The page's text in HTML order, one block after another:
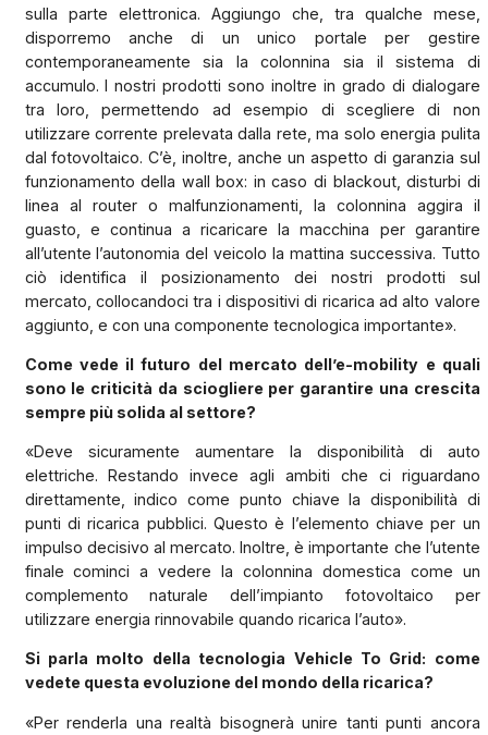
sulla parte elettronica. Aggiungo che, tra qualche mese,
disporremo anche di un unico portale per gestire
contemporaneamente sia la colonnina sia il sistema di
accumulo. I nostri prodotti sono inoltre in grado di dialogare
tra loro, permettendo ad esempio di scegliere di non
utilizzare corrente prelevata dalla rete, ma solo energia pulita
dal fotovoltaico. C’è, inoltre, anche un aspetto di garanzia sul
funzionamento della wall box: in caso di blackout, disturbi di
linea al router o malfunzionamenti, la colonnina aggira il
guasto, e continua a ricaricare la macchina per garantire
all’utente l’autonomia del veicolo la mattina successiva. Tutto
ciò identifica il posizionamento dei nostri prodotti sul
mercato, collocandoci tra i dispositivi di ricarica ad alto valore
aggiunto, e con una componente tecnologica importante».
Come vede il futuro del mercato dell’e-mobility e quali
sono le criticità da sciogliere per garantire una crescita
sempre più solida al settore?
«Deve sicuramente aumentare la disponibilità di auto
elettriche. Restando invece agli ambiti che ci riguardano
direttamente, indico come punto chiave la disponibilità di
punti di ricarica pubblici. Questo è l’elemento chiave per un
impulso decisivo al mercato. Inoltre, è importante che l’utente
finale cominci a vedere la colonnina domestica come un
complemento naturale dell’impianto fotovoltaico per
utilizzare energia rinnovabile quando ricarica l’auto».
Si parla molto della tecnologia Vehicle To Grid: come
vedete questa evoluzione del mondo della ricarica?
«Per renderla una realtà bisognerà unire tanti punti ancora